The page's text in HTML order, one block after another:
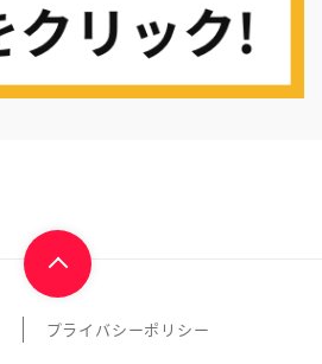
プライバシーポリシー